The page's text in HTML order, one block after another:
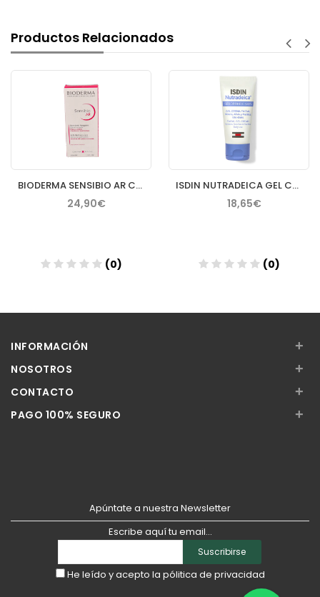
Productos Relacionados
BIODERMA SENSIBIO AR CREMA 40 ML
24,90€
(0)
ISDIN NUTRADEICA GEL CREMA FACIAL PIEL SEBORREICA 50 ML
18,65€
(0)
INFORMACIÓN +
NOSOTROS +
CONTACTO +
PAGO 100% SEGURO +
Apúntate a nuestra Newsletter
Escribe aquí tu email...
Suscribirse
He leído y acepto la pólitica de privacidad